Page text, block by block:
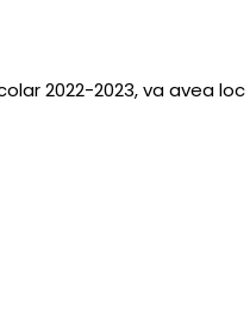
2022-2023, va avea loc